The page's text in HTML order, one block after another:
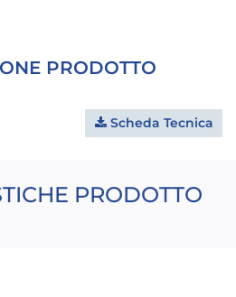
PRODOTTO
Scheda Tecnica
PRODOTTO